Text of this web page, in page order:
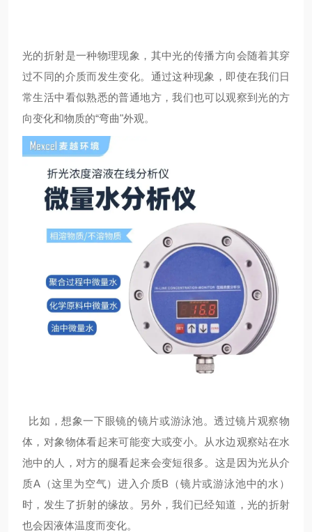
光的折射是一种物理现象，其中光的传播方向会随着其穿
过不同的介质而发生变化。通过这种现象，即使在我们日
常生活中看似熟悉的普通地方，我们也可以观察到光的方
向变化和物质的“弯曲"外观。
比如，想象一下眼镜的镜片或游泳池。透过镜片观察物
体，对象物体看起来可能变大或变小。从水边观察站在水
池中的人，对方的腿看起来会变短很多。这是因为光从介
质A（这里为空气）进入介质B（镜片或游泳池中的水）
时，发生了折射的缘故。另外，我们已经知道，光的折射
也会因液体温度而变化。